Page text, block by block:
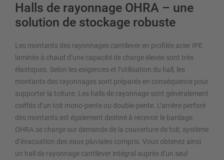
Halls de rayonnage OHRA – une
solution de stockage robuste
Les montants des rayonnages cantilever en profilés acier IPE
laminés à chaud d’une capacité de charge élevée sont très
élastiques. Selon les exigences et l’utilisation du hall, les
montants des rayonnages sont préparés en conséquence pour
supporter la toiture. Les halls de rayonnage sont généralement
coiffés d’un toit mono-pente ou double-pente. L’arrière perforé
des montants est également destiné à recevoir le bardage.
OHRA se charge sur demande de la couverture de toit, système
d’évacuation des eaux pluviales compris. Vous obtenez ainsi
un hall de rayonnage cantilever intégral auprès d'un seul